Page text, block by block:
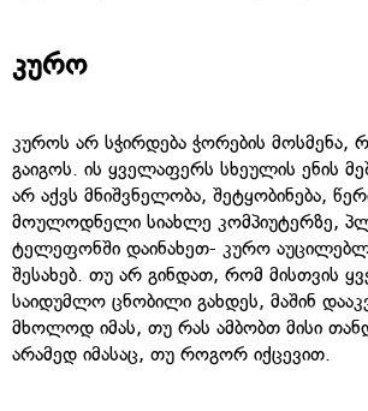
კურო
კუროს არ სჭირდება ჭორების მოსმენა,
გაიგოს. ის ყველაფერს სხეულის ენის
არ აქვს მნიშვნელობა, შეტყობინება,
მოულოდნელი სიახლე კომპიუტერზე,
ტელეფონში დაინახეთ- კურო
შესახებ. თუ არ გინდათ, რომ მისთვის
საიდუმლო ცნობილი გახდეს, მაშინ
მხოლოდ იმას, თუ რას ამბობთ მისი
არამედ იმასაც, თუ როგორ იქცევით.